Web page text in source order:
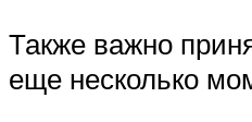
Также важно
еще несколько